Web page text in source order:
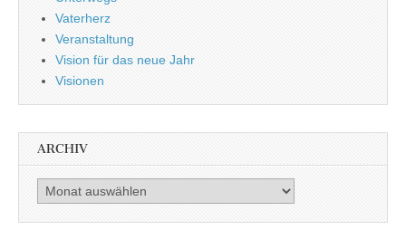
Vaterherz
Veranstaltung
Vision für das neue Jahr
Visionen
ARCHIV
Archiv